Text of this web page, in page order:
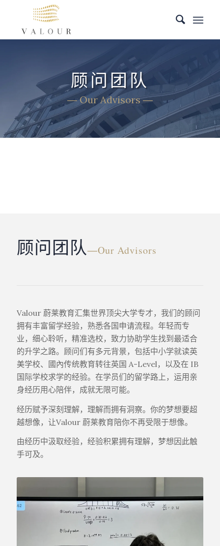
顾问团队
― Our Advisors ―
顾问团队―Our Advisors
Valour 蔚莱教育汇集世界顶尖大学专才，我们的顾问
拥有丰富留学经验，熟悉各国申请流程。年轻而专
业，细心聆听，精准选校，致力协助学生找到最适合
的升学之路。顾问们有多元背景，包括中小学就读英
美学校、國內传统教育转往英国 A-Level，以及在 IB
国际学校求学的经验。在学员们的留学路上，运用亲
身经历用心陪伴，成就无限可能。
经历赋予深刻理解，理解而拥有洞察。你的梦想要超
越想像，让Valour 蔚莱教育陪你不再受限于想像。
由经历中汲取经验，经验积累拥有理解，梦想因此触
手可及。